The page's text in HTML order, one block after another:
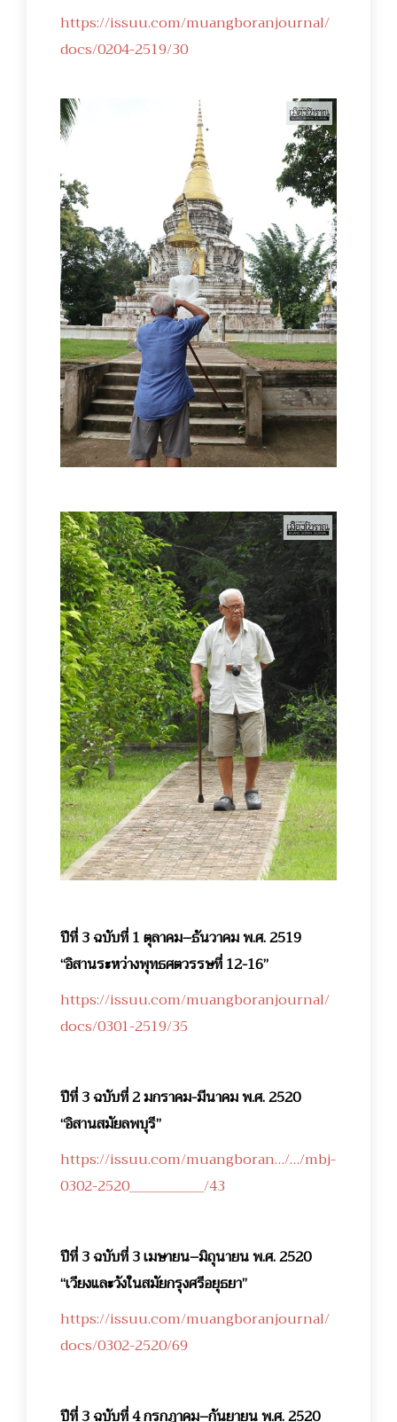
https://issuu.com/muangboranjournal/
docs/0204-2519/30
ปีที่ 3 ฉบับที่ 1 ตุลาคม–ธันวาคม พ.ศ. 2519
“อิสานระหว่างพุทธศตวรรษที่ 12-16”
https://issuu.com/muangboranjournal/
docs/0301-2519/35
ปีที่ 3 ฉบับที่ 2 มกราคม-มีนาคม พ.ศ. 2520
“อิสานสมัยลพบุรี”
https://issuu.com/muangboran…/…/mbj-
0302-2520____________/43
ปีที่ 3 ฉบับที่ 3 เมษายน–มิถุนายน พ.ศ. 2520
“เวียงและวังในสมัยกรุงศรีอยุธยา”
https://issuu.com/muangboranjournal/
docs/0302-2520/69
ปีที่ 3 ฉบับที่ 4 กรกฎาคม–กันยายน พ.ศ. 2520